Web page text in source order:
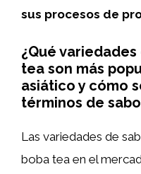
sus procesos de
¿Qué
tea son más
asiático y cómo
términos de
Las variedades de
boba tea en el